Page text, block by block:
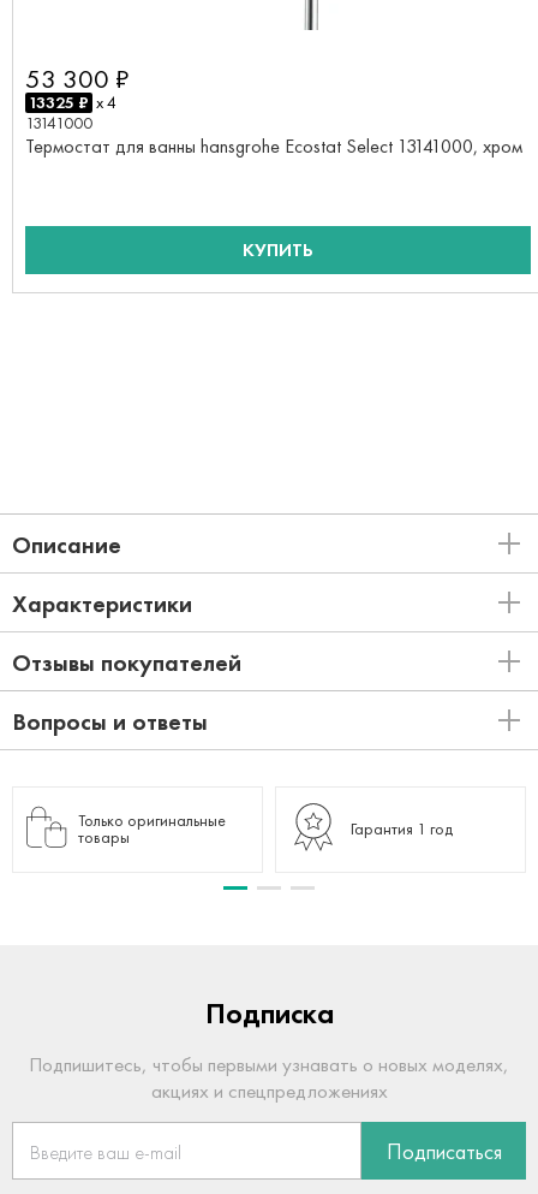
53 300 ₽
13325 ₽ x 4
13141000
Термостат для ванны hansgrohe Ecostat Select 13141000, хром
КУПИТЬ
Описание
Характеристики
Отзывы покупателей
Вопросы и ответы
Только оригинальные
товары
Гарантия 1 год
Подписка
Подпишитесь, чтобы первыми узнавать о новых моделях,
акциях и спецпредложениях
Подписаться